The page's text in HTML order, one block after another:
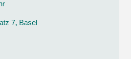
7, Basel